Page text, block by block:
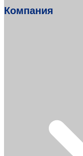
Компания